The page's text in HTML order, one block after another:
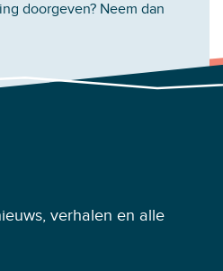
doorgeven? Neem dan
verhalen en alle